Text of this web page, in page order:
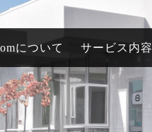
について サービス内容